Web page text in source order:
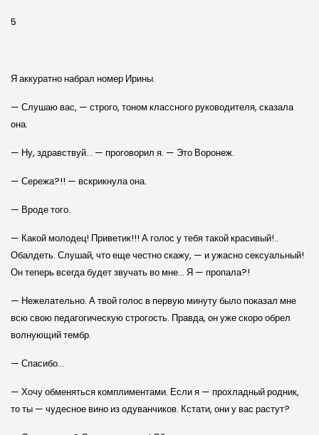
5
Я аккуратно набрал номер Ирины.
— Слушаю вас, — строго, тоном классного руководителя, сказала
она.
— Ну, здравствуй… — проговорил я. — Это Воронеж.
— Сережа?!! — вскрикнула она.
— Вроде того.
— Какой молодец! Приветик!!! А голос у тебя такой красивый!..
Обалдеть. Слушай, что еще честно скажу, — и ужасно сексуальный!
Он теперь всегда будет звучать во мне… Я — пропала?!
— Нежелательно. А твой голос в первую минуту было показал мне
всю свою педагогическую строгость. Правда, он уже скоро обрел
волнующий тембр.
— Спасибо…
— Хочу обменяться комплиментами. Если я — прохладный родник,
то ты — чудесное вино из одуванчиков. Кстати, они у вас растут?